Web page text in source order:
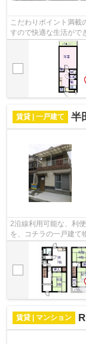
こだわりポイント満載
すので快適な生活がで
きてオススメです。 ク
賃貸 | 一戸建て 半
2沿線利用可能な、利
を、コチラの一戸建て
分の物件です。ご覧の
賃貸 | マンション